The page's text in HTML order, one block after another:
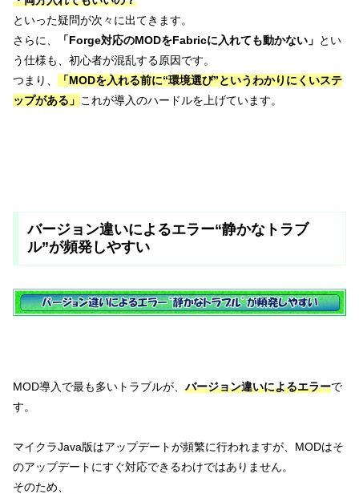
といった疑問が次々に出てきます。
さらに、
「Forge対応のMODをFabricに入れても動かない」 とい
う仕様も、初心者が混乱する原因です。
つまり、
「MODを入れる前に“環境選び”というわかりにくいステ
ップがある」 これが導入のハードルを上げています。
バージョン違いによるエラー“静かなトラブ
ル”が頻発しやすい
MOD導入で最も多いトラブルが、 バージョン違いによるエラーで
す。
マイクラJava版はアップデートが頻繁に行われますが、MODはそ
のアップデートにすぐ対応できるわけではありません。
そのため、